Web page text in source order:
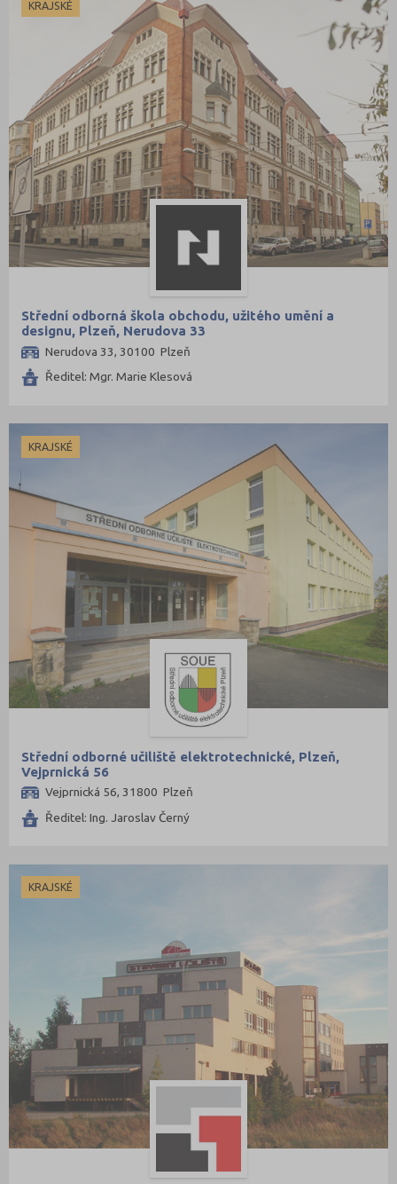
KRAJSKÉ
Střední odborná škola obchodu, užitého umění a
designu, Plzeň, Nerudova 33
Nerudova 33, 30100 Plzeň
Ředitel: Mgr. Marie Klesová
KRAJSKÉ
Střední odborné učiliště elektrotechnické, Plzeň,
Vejprnická 56
Vejprnická 56, 31800 Plzeň
Ředitel: Ing. Jaroslav Černý
KRAJSKÉ